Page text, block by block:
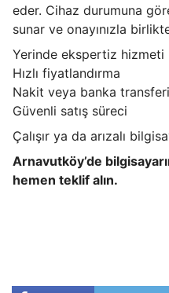
eder. Cihaz durumuna
sunar ve onayınızla
Yerinde ekspertiz hizmeti
Hızlı fiyatlandırma
Nakit veya banka
Güvenli satış süreci
Çalışır ya da arızalı
Arnavutköy’de
hemen teklif alın.